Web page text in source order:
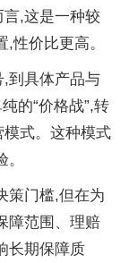
,这是一种较
性价比更高。
,到具体产品与
的“价格战”,转
式。这种模式
策门槛,但在为
障范围、理赔
长期保障质